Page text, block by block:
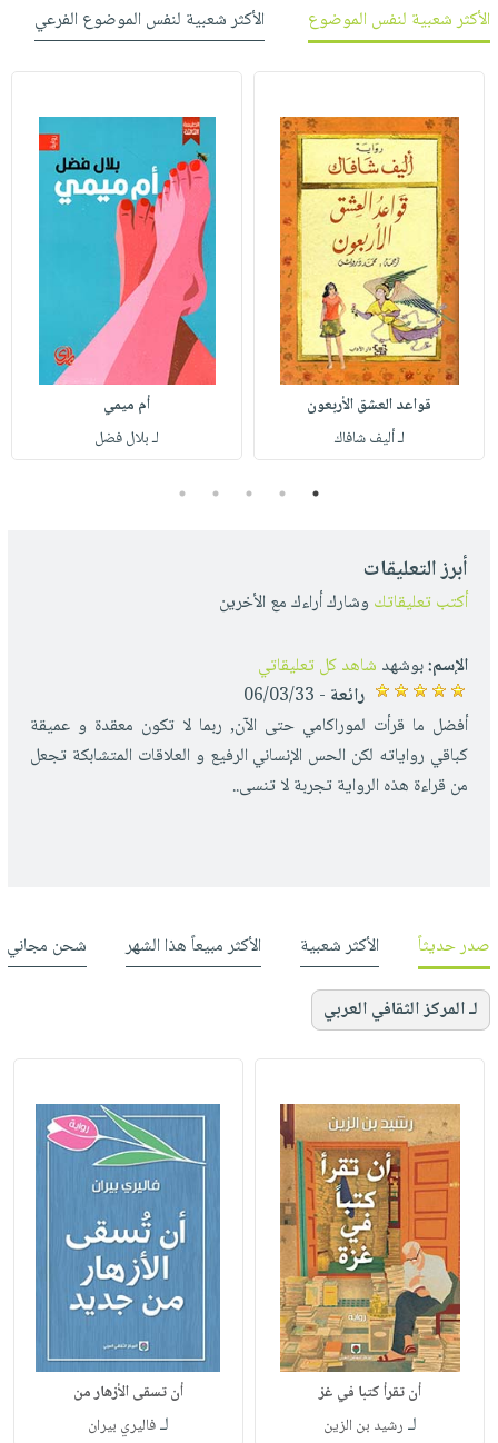
الأكثر شعبية لنفس الموضوع الأكثر شعبية لنفس الموضوع الفرعي
قواعد العشق الأربعون
لـ أليف شافاك
أم ميمي
لـ بلال فضل
1
2
3
4
5
أبرز التعليقات
أكتب تعليقاتك وشارك أراءك مع الأخرين
الإسم:بوشهد شاهد كل تعليقاتي
رائعة - 06/03/33
أفضل ما قرأت لموراكامي حتى الآن, ربما لا تكون معقدة و عميقة
كباقي رواياته لكن الحس الإنساني الرفيع و العلاقات المتشابكة تجعل
من قراءة هذه الرواية تجربة لا تنسى..
صدر حديثاً الأكثر شعبية الأكثر مبيعاً هذا الشهر شحن مجاني
لـ المركز الثقافي العربي
أن تقرأ كتبا في غز
لـ رشيد بن الزين
أن تسقى الأزهار من
لـفاليري بيران